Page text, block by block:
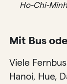
Ho-Chi-
Mit Bus
Viele
Hanoi, Hue,